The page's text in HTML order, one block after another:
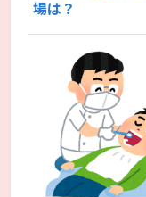
場は？